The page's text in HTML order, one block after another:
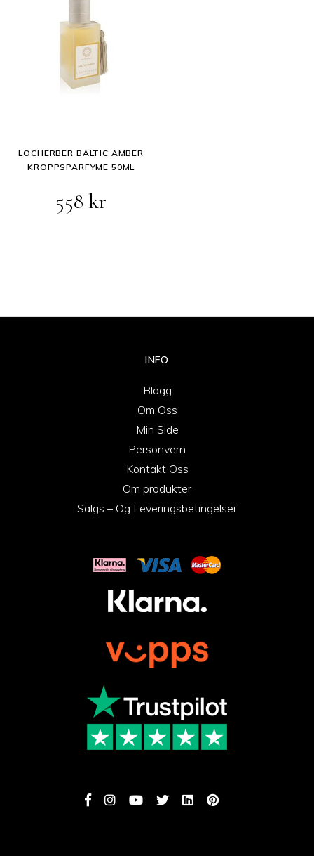
LOCHERBER BALTIC AMBER
KROPPSPARFYME 50ML
558kr
INFO
Blogg
Om Oss
Min Side
Personvern
Kontakt Oss
Om produkter
Salgs – Og Leveringsbetingelser